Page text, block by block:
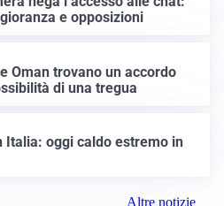
e opposizioni
Oman trovano un accordo
di una tregua
Italia: oggi caldo estremo in
Altre notizie